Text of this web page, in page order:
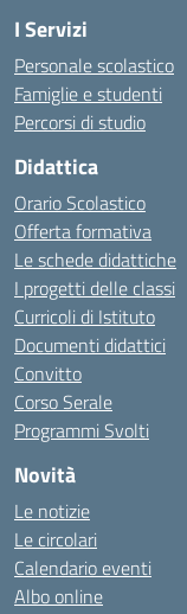
I Servizi
Personale scolastico
Famiglie e studenti
Percorsi di studio
Didattica
Orario Scolastico
Offerta formativa
Le schede didattiche
I progetti delle classi
Curricoli di Istituto
Documenti didattici
Convitto
Corso Serale
Programmi Svolti
Novità
Le notizie
Le circolari
Calendario eventi
Albo online